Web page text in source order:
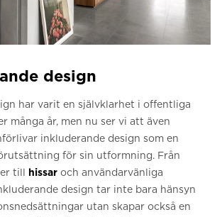
design
har varit en självklarhet i offentliga
många år, men nu ser vi att även
inkluderande design som en
för sin utformning. Från
till hissar och användarvänliga
design tar inte bara hänsyn
utan skapar också en